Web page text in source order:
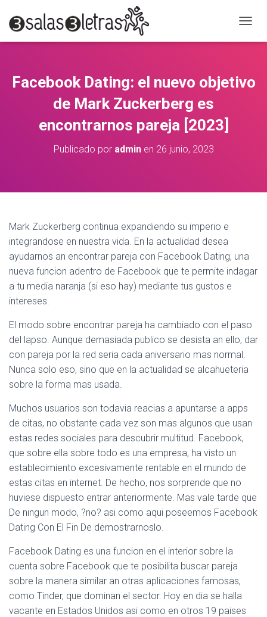
A
A
I
Ó
N
Facebook Dating: el nuevo objetivo
de Mark Zuckerberg es
encontrarnos pareja [2023]
Publicado por adminen 26 junio, 2023
Mark Zuckerberg continua expandiendo su imperio e
integrandose en nuestra vida. En la actualidad desea
ayudarnos an encontrar pareja con Facebook Dating, una
nueva funcion adentro de Facebook que te permite indagar
a tu media naranja (si eso hay) mediante tus gustos e
intereses.
El modo sobre encontrar pareja ha cambiado con el paso
del lapso. Aunque demasiada publico se desista an ello, dar
con pareja por la red seri­a cada aniversario mas normal.
Nunca solo eso, sino que en la actualidad se alcahueteria
sobre la forma mas usada.
Muchos usuarios son todavia reacias a apuntarse a apps
de citas, no obstante cada vez son mas algunos que usan
estas redes sociales para descubrir multitud. Facebook,
que sobre ella sobre todo es una empresa, ha visto un
establecimiento excesivamente rentable en el mundo de
estas citas en internet. De hecho, nos sorprende que no
huviese dispuesto entrar anteriormente. Mas vale tarde que
De ningun modo, ?no? asi­ como aqui poseemos Facebook
Dating Con El Fin De demostrarnoslo.
Facebook Dating es una funcion en el interior sobre la
cuenta sobre Facebook que te posibilita buscar pareja
sobre la manera similar an otras aplicaciones famosas,
como Tinder, que dominan el sector. Hoy en dia se halla
vacante en Estados Unidos asi­ como en otros 19 paises